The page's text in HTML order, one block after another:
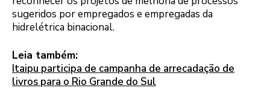
sugeridos por empregados e empregadas da
hidrelétrica binacional.
Leia também:
Itaipu participa de campanha de arrecadação de
livros para o Rio Grande do Sul